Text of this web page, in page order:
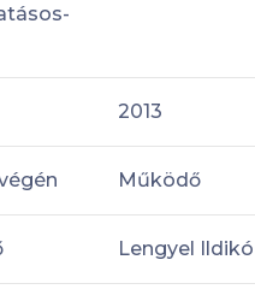
2013
Működő
Lengyel Ildikó